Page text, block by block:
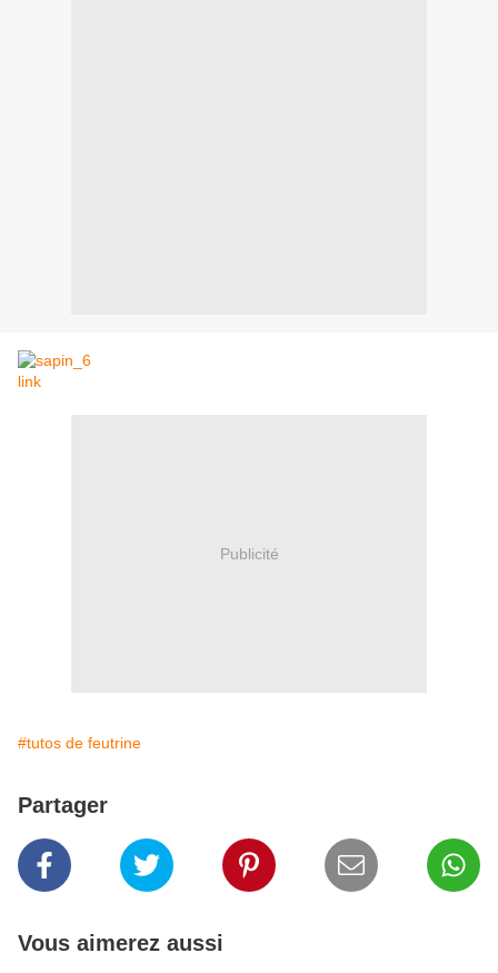
link
Publicité
#tutos de feutrine
Partager
Vous aimerez aussi